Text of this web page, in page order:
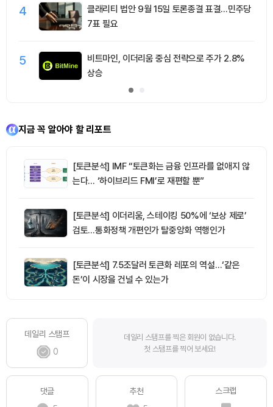
4
클래리티 법안 9월 15일 토론종결 표결…민주당
7표 필요
5
비트마인, 이더리움 중심 전략으로 주가 2.8%
상승
지금 꼭 알아야 할 리포트
[토큰분석] IMF “토큰화는 금융 인프라를 없애지 않
는다… ‘하이브리드 FMI’로 재편할 뿐”
[토큰분석] 이더리움, 스테이킹 50%에 ‘보상 제로’
검토…통화정책 개편인가 탈중앙화 역행인가
[토큰분석] 7.5조달러 토큰화 레포의 역설…‘같은
돈’이 시장을 건널 수 있는가
데일리 스탬프
0
데일리 스탬프를 찍은 회원이 없습니다.
첫 스탬프를 찍어 보세요!
댓글
추천
스크랩